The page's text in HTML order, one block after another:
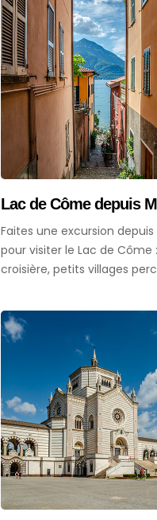
Lac de Côme depuis
Faites une excursion depuis
pour visiter le Lac de Côme :
croisière, petits villages